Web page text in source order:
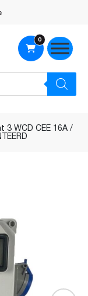
0
3 WCD CEE 16A /